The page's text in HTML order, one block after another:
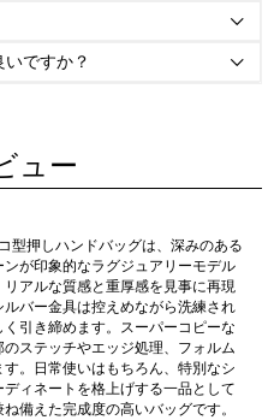

ですか？ 
ュー
型押しハンドバッグは、深みのある
が印象的なラグジュアリーモデル
アルな質感と重厚感を見事に再現
バー金具は控えめながら洗練され
引き締めます。スーパーコピーな
ステッチやエッジ処理、フォルム
。日常使いはもちろん、特別なシ
ィネートを格上げする一品として
備えた完成度の高いバッグです。